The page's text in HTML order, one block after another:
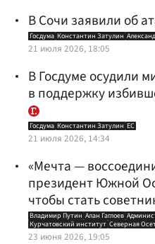
В Сочи заявили об
Госдума Константин Затулин
21 июля 2026, 18:05
В Госдуме осудили
в поддержку
Госдума Константин Затулин ЕС
21 июля 2026, 14:34
«Мечта —
президент Южной
чтобы стать
Владимир Путин Алан Гаглоев
Курчатовский институт Северная
23 июня 2026, 19:05